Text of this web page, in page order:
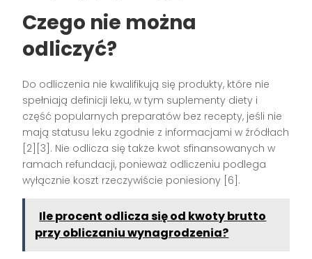
Czego nie można
odliczyć?
Do odliczenia nie kwalifikują się produkty, które nie
spełniają definicji leku, w tym suplementy diety i
część popularnych preparatów bez recepty, jeśli nie
mają statusu leku zgodnie z informacjami w źródłach
[2][3]. Nie odlicza się także kwot sfinansowanych w
ramach refundacji, ponieważ odliczeniu podlega
wyłącznie koszt rzeczywiście poniesiony [6].
Ile procent odlicza się od kwoty brutto
przy obliczaniu wynagrodzenia?